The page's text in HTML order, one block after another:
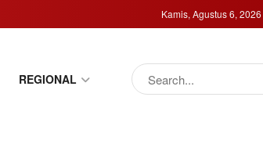
Kamis, Agustus 6, 2026
REGIONAL